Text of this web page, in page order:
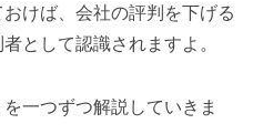
けば、会社の評判を下げる
として認識されますよ。
一つずつ解説していきま